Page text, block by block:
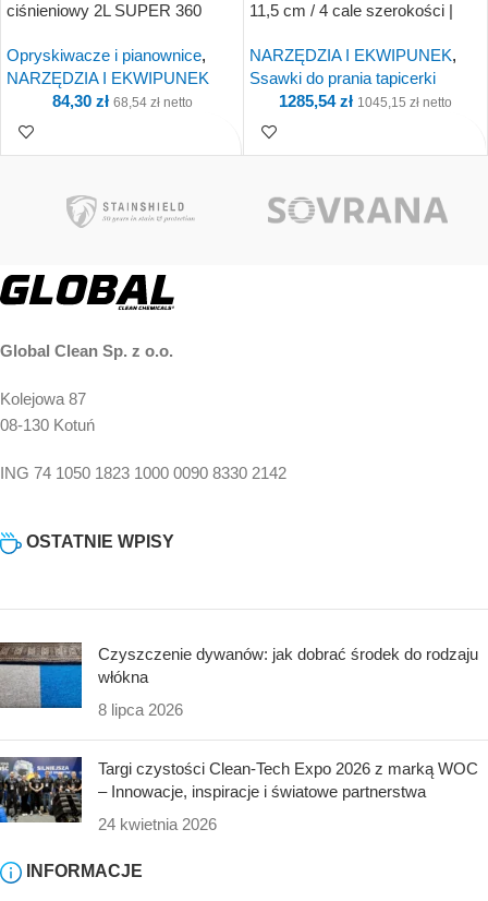
ciśnieniowy 2L SUPER 360
Opryskiwacze i pianownice,
NARZĘDZIA I EKWIPUNEK
84,30 zł 68,54 złnetto
11,5 cm / 4 cale szerokości |
NARZĘDZIA I EKWIPUNEK,
Ssawki do prania tapicerki
1285,54zł 1045,15 złnetto
Punkty!
Global Clean Sp. z o.o.
Kolejowa 87
08-130 Kotuń
ING 74 1050 1823 1000 0090 8330 2142
OSTATNIE WPISY
Czyszczenie dywanów: jak dobrać środek do rodzaju
włókna
8 lipca 2026
Targi czystości Clean-Tech Expo 2026 z marką WOC
– Innowacje, inspiracje i światowe partnerstwa
24 kwietnia 2026
INFORMACJE